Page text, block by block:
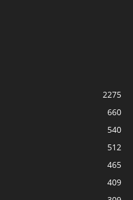
2275
660
540
512
465
409